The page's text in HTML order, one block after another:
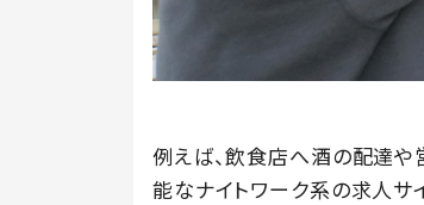
例えば、飲食店へ酒の配達
能なナイトワーク系の求人サ